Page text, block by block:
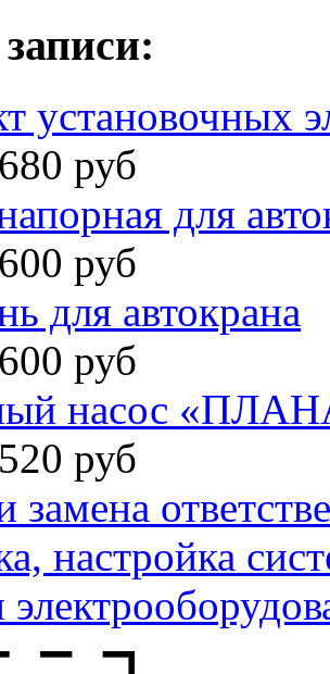
установочных
руб
для
руб
для автокрана
руб
насос
руб
замена
настройка